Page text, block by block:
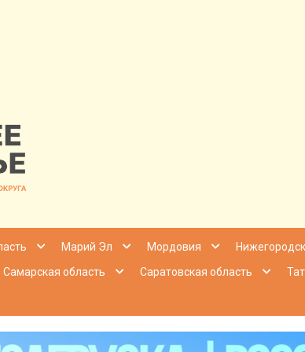
|Марий Эл Мордовия
Самарская область Саратовская область